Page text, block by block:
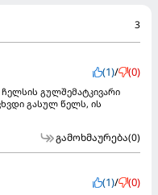
3
(1)/ (0)
გულშემატკივარი
გასულ წელს, ის
გამოხმაურება(0)
(1)/ (0)